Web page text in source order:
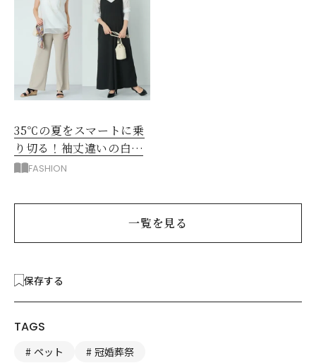
35℃の夏をスマートに乗
り切る！袖丈違いの白シ
アー2枚で5着回し
FASHION
一覧を見る
保存する
TAGS
ペット 冠婚葬祭